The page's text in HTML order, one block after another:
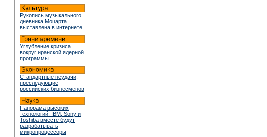
Рукопись музыкального
дневника Моцарта
выставлена в интернете
Углубление кризиса
вокруг иранской ядерной
программы
Стандартные неудачи,
преследующие
российских бизнесменов
Панорама высоких
технологий. IBM, Sony и
Toshiba вместе будут
разрабатывать
микропроцессоры